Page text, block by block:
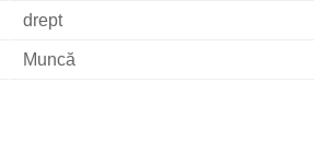
drept
Muncă